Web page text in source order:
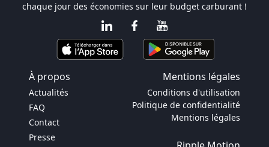
chaque jour des économies sur leur budget carburant !
À propos Mentions légales
Actualités
FAQ
Contact
Presse
Conditions d'utilisation
Politique de confidentialité
Mentions légales